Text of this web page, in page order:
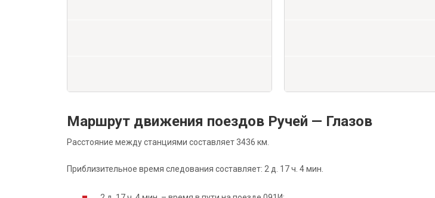
Маршрут движения поездов Ручей — Глазов
Расстояние между станциями составляет 3436 км.
Приблизительное время следования составляет: 2 д. 17 ч. 4 мин.